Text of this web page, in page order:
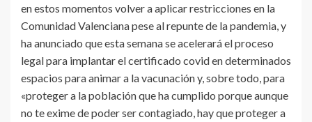
en estos momentos volver a aplicar restricciones en la
Comunidad Valenciana pese al repunte de la pandemia, y
ha anunciado que esta semana se acelerará el proceso
legal para implantar el certificado covid en determinados
espacios para animar a la vacunación y, sobre todo, para
«proteger a la población que ha cumplido porque aunque
no te exime de poder ser contagiado, hay que proteger a